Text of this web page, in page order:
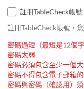
註冊TableCheck帳號
註冊TableCheck帳號，
密碼過短（最短是12個字
密碼太弱
密碼必須包含至少一個
密碼不得包含電子郵箱的
密碼與密碼（確認用）